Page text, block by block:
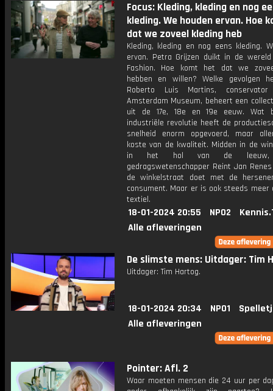
Focus: Kleding, kleding en nog
kleding. We houden ervan. Hoe
dat we zoveel kleding heb
Kleding, kleding en nog eens kleding.
ervan. Petra Grijzen duikt in de
Fashion. Hoe komt het dat we
hebben en willen? Welke gevolgen
Roberto Luis Martins,
Amsterdam Museum, beheert een
uit de 17e, 18e en 19e eeuw. Wat
industriële revolutie heeft de
snelheid enorm opgevoerd, maar
koste van de kwaliteit. Midden in de
in het hol van de leeuw,
gedragswetenschapper Reint Jan
de winkelstraat doet met de
consument. Maar er is ook steeds meer
textiel.
18-01-2024 20:55 NPO2
Alle afleveringen
De slimste mens: Uitdager: Tim
Uitdager: Tim Hartog.
18-01-2024 20:34 NPO1
Alle afleveringen
Pointer: Afl. 2
Waar moeten mensen die 24 uur per